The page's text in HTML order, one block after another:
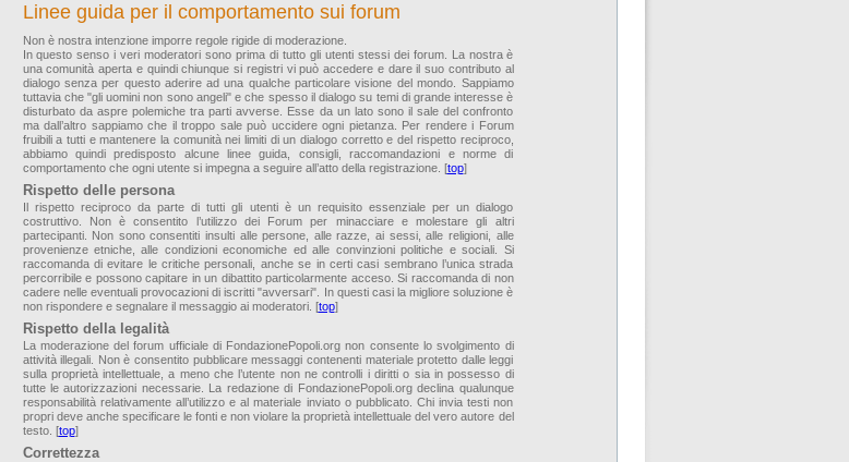
Linee guida per il comportamento sui forum
Non è nostra intenzione imporre regole rigide di moderazione.
In questo senso i veri moderatori sono prima di tutto gli utenti stessi dei forum. La nostra è
una comunità aperta e quindi chiunque si registri vi può accedere e dare il suo contributo al
dialogo senza per questo aderire ad una qualche particolare visione del mondo. Sappiamo
tuttavia che "gli uomini non sono angeli" e che spesso il dialogo su temi di grande interesse è
disturbato da aspre polemiche tra parti avverse. Esse da un lato sono il sale del confronto
ma dall’altro sappiamo che il troppo sale può uccidere ogni pietanza. Per rendere i Forum
fruibili a tutti e mantenere la comunità nei limiti di un dialogo corretto e del rispetto reciproco,
abbiamo quindi predisposto alcune linee guida, consigli, raccomandazioni e norme di
comportamento che ogni utente si impegna a seguire all’atto della registrazione. [top]
Rispetto delle persona
Il rispetto reciproco da parte di tutti gli utenti è un requisito essenziale per un dialogo
costruttivo. Non è consentito l’utilizzo dei Forum per minacciare e molestare gli altri
partecipanti. Non sono consentiti insulti alle persone, alle razze, ai sessi, alle religioni, alle
provenienze etniche, alle condizioni economiche ed alle convinzioni politiche e sociali. Si
raccomanda di evitare le critiche personali, anche se in certi casi sembrano l’unica strada
percorribile e possono capitare in un dibattito particolarmente acceso. Si raccomanda di non
cadere nelle eventuali provocazioni di iscritti "avversari". In questi casi la migliore soluzione è
non rispondere e segnalare il messaggio ai moderatori. [top]
Rispetto della legalità
La moderazione del forum ufficiale di FondazionePopoli.org non consente lo svolgimento di
attività illegali. Non è consentito pubblicare messaggi contenenti materiale protetto dalle leggi
sulla proprietà intellettuale, a meno che l’utente non ne controlli i diritti o sia in possesso di
tutte le autorizzazioni necessarie. La redazione di FondazionePopoli.org declina qualunque
responsabilità relativamente all’utilizzo e al materiale inviato o pubblicato. Chi invia testi non
propri deve anche specificare le fonti e non violare la proprietà intellettuale del vero autore del
testo. [top]
Correttezza